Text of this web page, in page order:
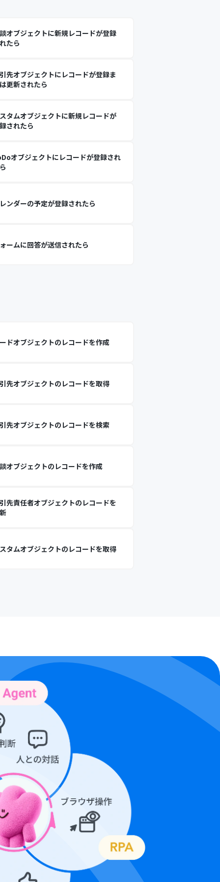
オブジェクトに新規レコードが登録
たら
先オブジェクトにレコードが登録ま
更新されたら
タムオブジェクトに新規レコードが
されたら
オブジェクトにレコードが登録され
ンダーの予定が登録されたら
ームに回答が送信されたら
ドオブジェクトのレコードを作成
先オブジェクトのレコードを取得
先オブジェクトのレコードを検索
オブジェクトのレコードを作成
先責任者オブジェクトのレコードを
タムオブジェクトのレコードを取得